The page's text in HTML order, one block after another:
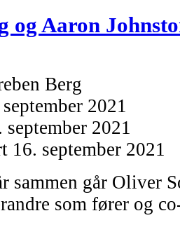
og Aaron
Berg
2021
2021
16. september 2021
sammen går Oliver
som fører og